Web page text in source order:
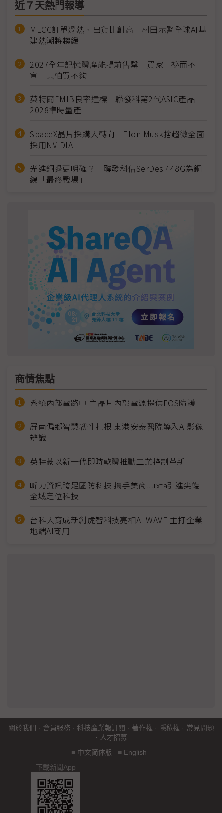
近７天熱門報導
MLCC訂單過熱、出貨比創高 村田示警全球AI基
建熱潮將趨緩
2027全年記憶體產能提前售罄 買家「祕而不
宣」只怕買不夠
英特爾EMIB良率達標 聯發科第2代ASIC產品
2028準時量產
SpaceX晶片採購大轉向 Elon Musk捨超微全面
採用NVIDIA
光進銅退更明確？ 聯發科估SerDes 448G為銅
線「最終戰場」
商情焦點
系統內部電路中 主晶片內部電源提供EOS防護
屏南偏鄉智慧韌性扎根 東港安泰醫院導入AI影像
辨識
英特蒙以新一代即時軟體推動工業控制革新
昕力資訊跨足國防科技 攜手美商Juxta引進尖端
全域定位科技
台科大育成新創虎智科技亮相AI WAVE 主打企業
地端AI商用
關於我們 · 會員服務 · 科技產業報訂閱 · 著作權 · 隱私權 · 常見問題
· 人才招募
■ 中文简体版 ■ English
下載新聞App